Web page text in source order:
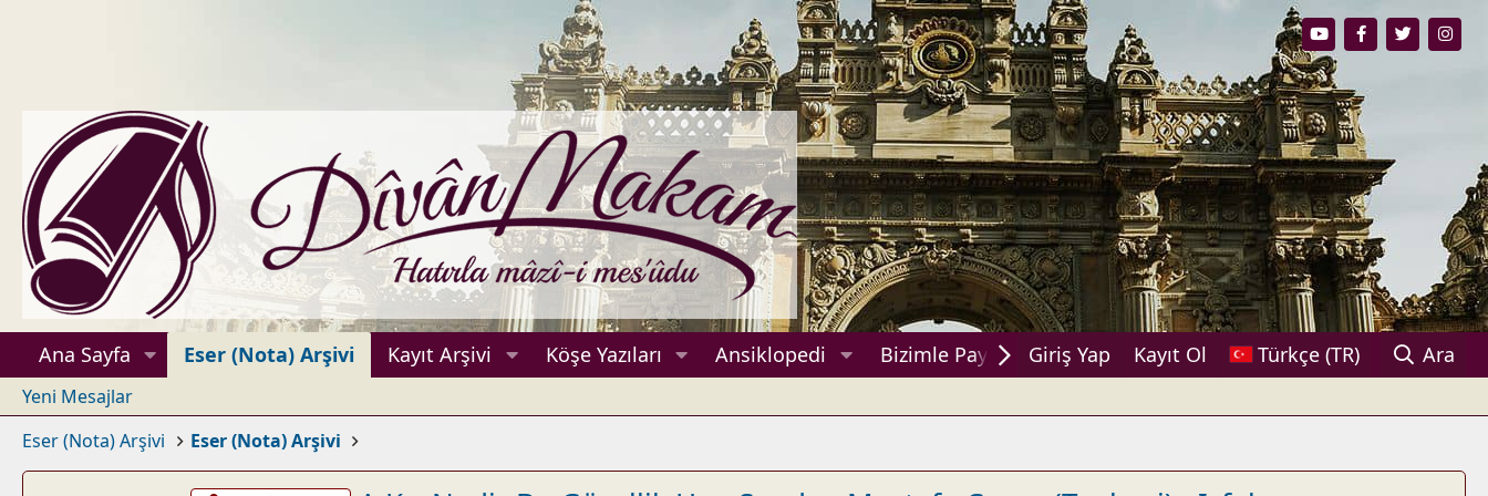
Ana Sayfa Eser (Nota) Arşivi Kayıt Arşivi Köşe Yazıları Ansiklopedi Bizimle Paylaşın!Giriş Yap Kayıt Ol Türkçe (TR) Ara
Yeni Mesajlar
Eser (Nota) Arşivi
Eser (Nota) Arşivi